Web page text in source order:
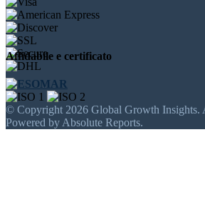
Affidabile e certificato
© Copyright 2026 Global Growth Insights.
Powered by Absolute Reports.